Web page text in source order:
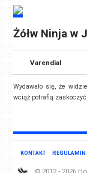
Żółw Ninja w
Varendial
Wydawało się, że
wciąż potrafią
KONTAKT REGULAMIN
© 2012 - 2026